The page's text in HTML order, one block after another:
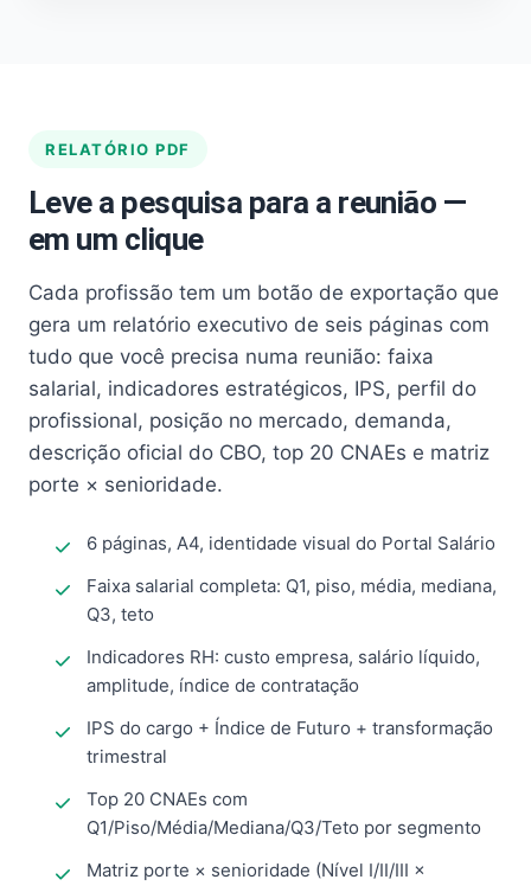
RELATÓRIO PDF
Leve a pesquisa para a reunião —
em um clique
Cada profissão tem um botão de exportação que
gera um relatório executivo de seis páginas com
tudo que você precisa numa reunião: faixa
salarial, indicadores estratégicos, IPS, perfil do
profissional, posição no mercado, demanda,
descrição oficial do CBO, top 20 CNAEs e matriz
porte × senioridade.
6 páginas, A4, identidade visual do Portal Salário
Faixa salarial completa: Q1, piso, média, mediana,
Q3, teto
Indicadores RH: custo empresa, salário líquido,
amplitude, índice de contratação
IPS do cargo + Índice de Futuro + transformação
trimestral
Top 20 CNAEs com
Q1/Piso/Média/Mediana/Q3/Teto por segmento
Matriz porte × senioridade (Nível I/II/III ×